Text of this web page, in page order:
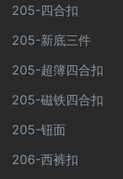
205-四合扣
205-新底三件
205-超簿四合扣
205-磁铁四合扣
205-钮面
206-西裤扣